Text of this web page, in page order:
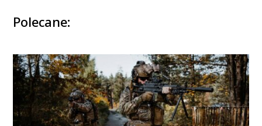
Polecane: